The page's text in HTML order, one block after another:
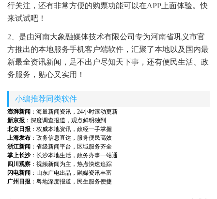
行关注，还有非常方便的购票功能可以在APP上面体验。快
来试试吧！
2、是由河南大象融媒体技术有限公司专为河南省巩义市官
方推出的本地服务手机客户端软件，汇聚了本地以及国内最
新最全资讯新闻，足不出户尽知天下事，还有便民生活、政
务服务，贴心又实用！
小编推荐同类软件
澎湃新闻 ：海量新闻资讯，24小时滚动更新
新京报 ：深度调查报道，观点鲜明独到
北京日报 ：权威本地资讯，政经一手掌握
上海发布 ：政务信息直达，服务便民高效
浙江新闻 ：省级新闻平台，区域服务齐全
掌上长沙：长沙本地生活，政务办事一站通
四川观察 ：视频新闻为主，热点快速追踪
闪电新闻 ：山东广电出品，融媒资讯丰富
广州日报 ：粤地深度报道，民生服务便捷